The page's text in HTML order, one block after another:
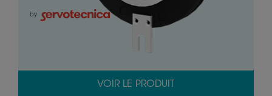
by
VOIR LE PRODUIT